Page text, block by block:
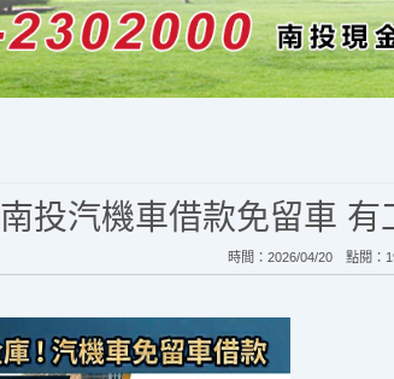
南投汽機車借款免留車
時間：2026/04/20 點閱：